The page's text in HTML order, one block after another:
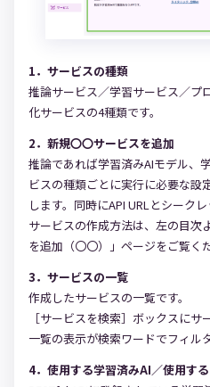
1．サービスの種類
推論サービス／学習サービス／プ
化サービスの4種類です。
2．新規〇〇サービスを追加
推論であれば学習済みAIモデル、
ビスの種類ごとに実行に必要な設
します。同時にAPI URLとシーク
サービスの作成方法は、左の目次
を追加（〇〇）」ページをご覧く
3．サービスの一覧
作成したサービスの一覧です。
［サービスを検索］ボックスにサ
一覧の表示が検索ワードでフィル
4．使用する学習済みAI／使用す